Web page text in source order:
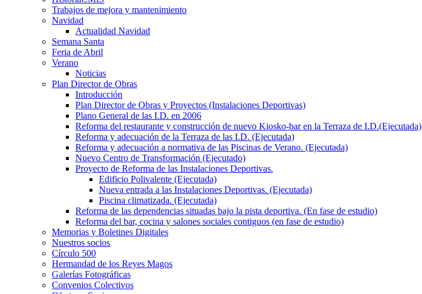
Trabajos de mejora y mantenimiento
Navidad
Actualidad Navidad
Semana Santa
Feria de Abril
Verano
Noticias
Plan Director de Obras
Introducción
Plan Director de Obras y Proyectos (Instalaciones Deportivas)
Plano General de las I.D. en 2006
Reforma del restaurante y construcción de nuevo Kiosko-bar en la Terraza de I.D.(Ejecutada)
Reforma y adecuación de la Terraza de las I.D. (Ejecutada)
Reforma y adecuación a normativa de las Piscinas de Verano. (Ejecutada)
Nuevo Centro de Transformación (Ejecutado)
Proyecto de Reforma de las Instalaciones Deportivas.
Edificio Polivalente (Ejecutada)
Nueva entrada a las Instalaciones Deportivas. (Ejecutada)
Piscina climatizada. (Ejecutada)
Reforma de las dependencias situadas bajo la pista deportiva. (En fase de estudio)
Reforma del bar, cocina y salones sociales contiguos (en fase de estudio)
Memorias y Boletines Digitales
Nuestros socios
Círculo 500
Hermandad de los Reyes Magos
Galerías Fotográficas
Convenios Colectivos